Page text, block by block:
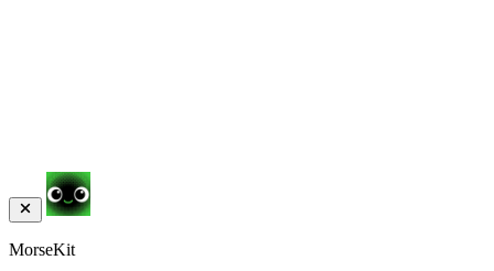
MorseKit